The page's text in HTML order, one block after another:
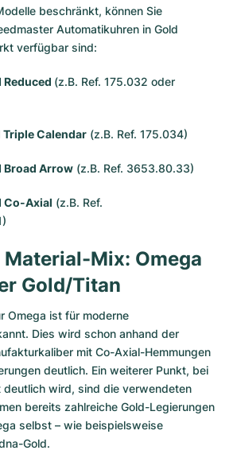
beschränkt, können Sie
Automatikuhren in Gold
verfügbar sind:
Reduced (z.B. Ref. 175.032 oder
Triple Calendar (z.B. Ref. 175.034)
Broad Arrow (z.B. Ref. 3653.80.33)
Co-Axial (z.B. Ref.
Material-Mix: Omega
Gold/Titan
Omega ist für moderne
Dies wird schon anhand der
mit Co-Axial-Hemmungen
deutlich. Ein weiterer Punkt, bei
deutlich wird, sind die verwendeten
bereits zahlreiche Gold-Legierungen
selbst – wie beispielsweise
Gold.